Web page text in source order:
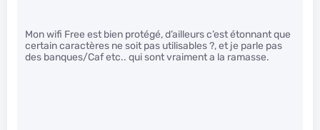
Mon wifi Free est bien protégé, d’ailleurs c’est étonnant que
certain caractères ne soit pas utilisables ?, et je parle pas
des banques/Caf etc.. qui sont vraiment a la ramasse.